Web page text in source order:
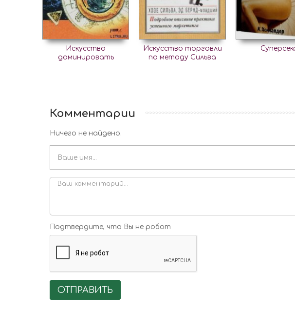
Искусство
доминировать
Искусство торговли
по методу Сильва
Комментарии
Ничего не найдено.
Подтвердите, что Вы не робот
ОТПРАВИТЬ